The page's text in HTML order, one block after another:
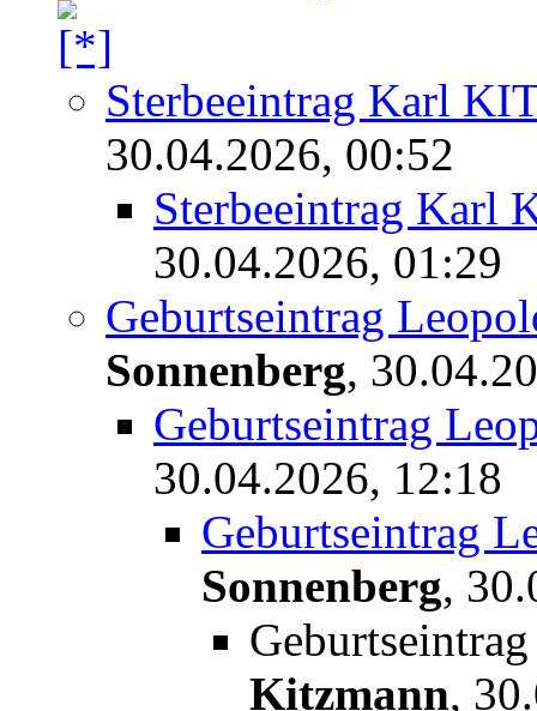
Sterbeeintrag Karl
30.04.2026, 00:52
Sterbeeintrag Karl
30.04.2026, 01:29
Geburtseintrag
Sonnenberg,
Geburtseintrag
30.04.2026, 12:18
Geburtseintrag
Sonnenberg,
Kitzmann,